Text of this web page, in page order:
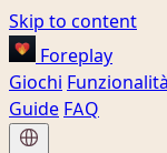
Skip to content
Foreplay
Giochi Funzionalità
Guide FAQ